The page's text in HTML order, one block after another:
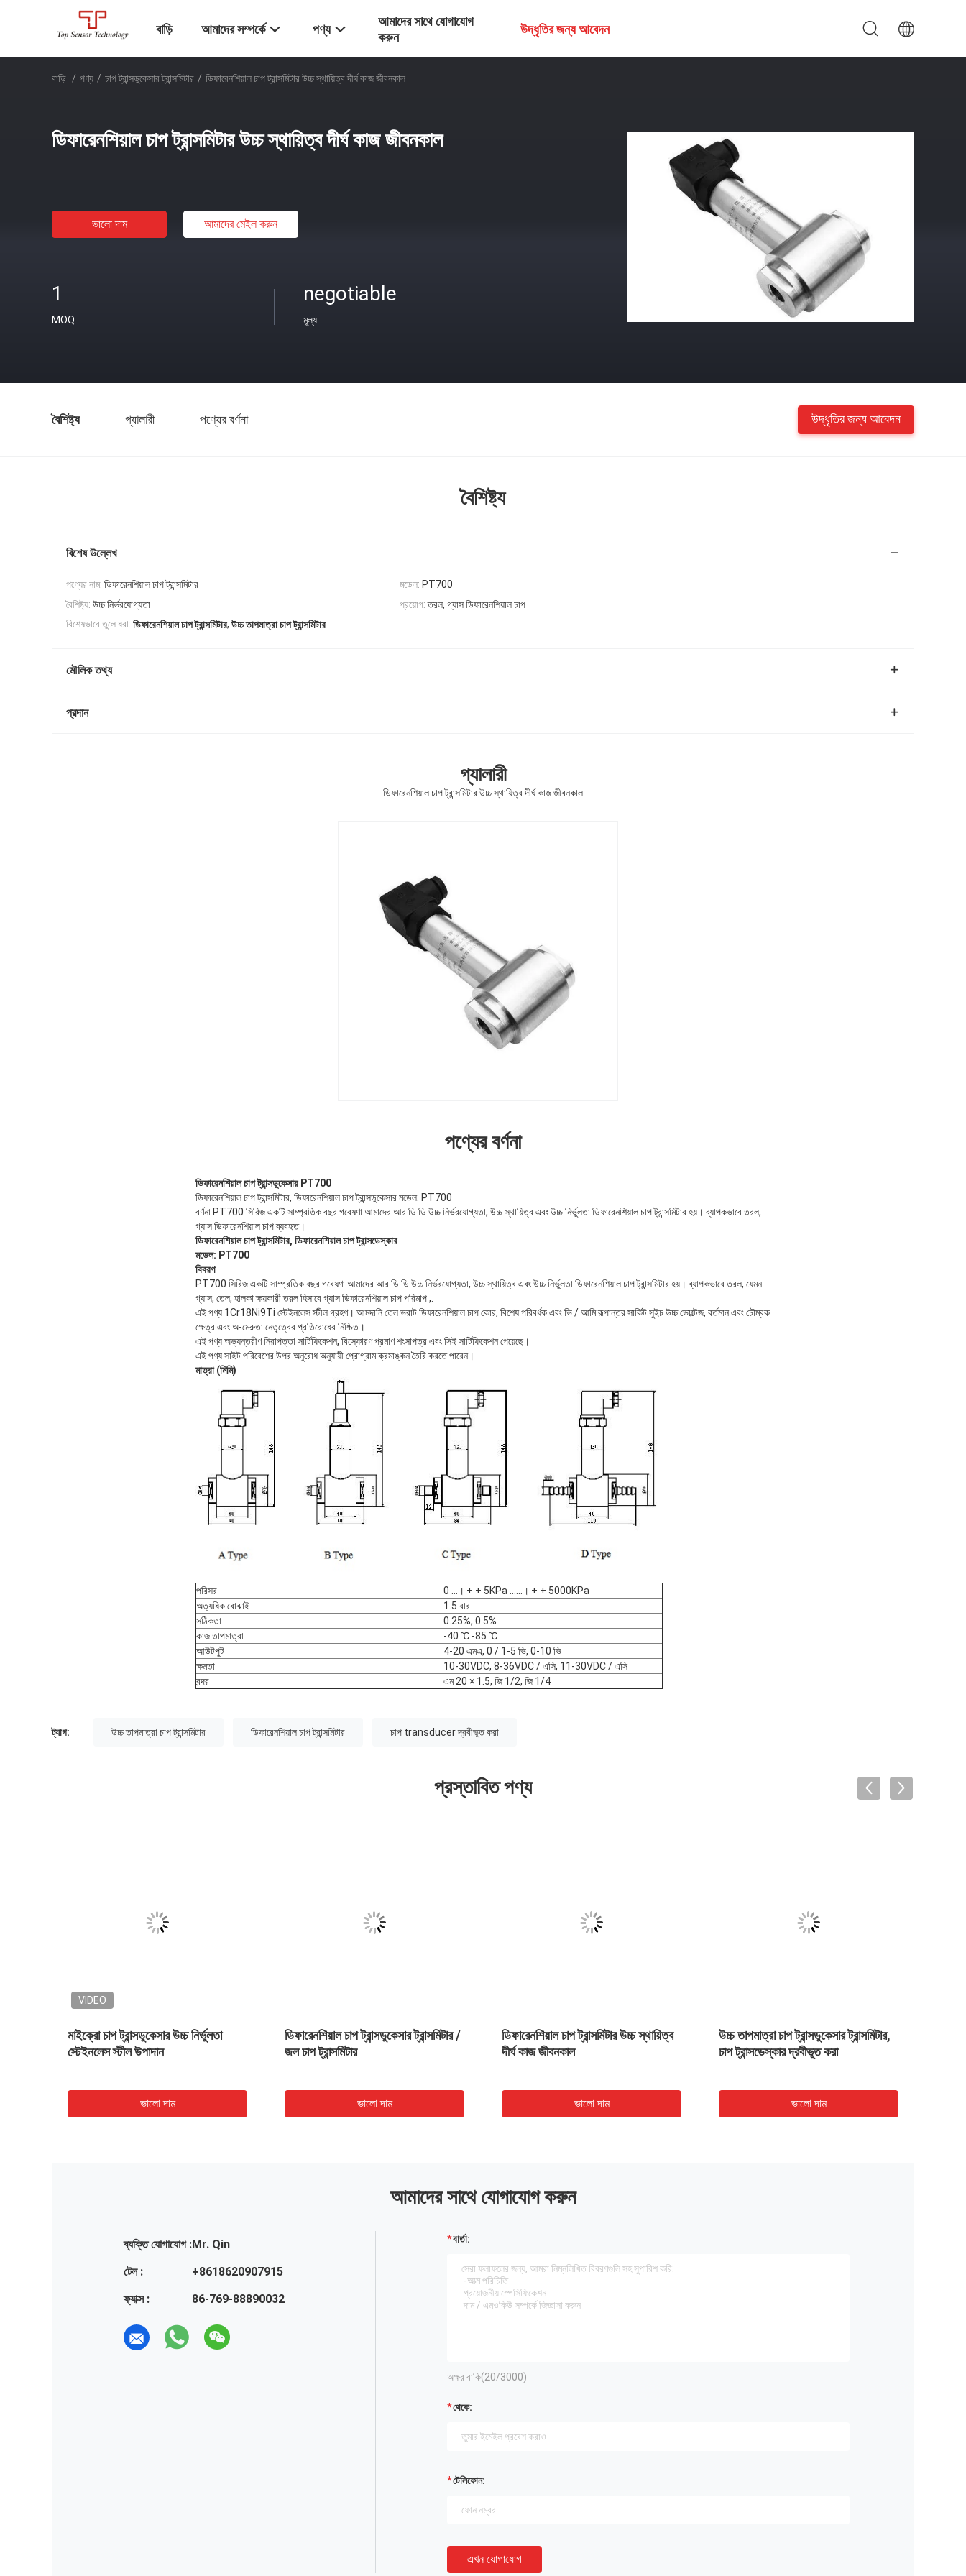
বাড়ি আমাদের সম্পর্কে পণ্য
আমাদের সাথে যোগাযোগ
করুন
উদ্ধৃতির জন্য আবেদন
বাড়ি / পণ্য / চাপ ট্রান্সডুকেসার ট্রান্সমিটার / ডিফারেনশিয়াল চাপ ট্রান্সমিটার উচ্চ স্থায়িত্ব দীর্ঘ কাজ জীবনকাল
ডিফারেনশিয়াল চাপ ট্রান্সমিটার উচ্চ স্থায়িত্ব দীর্ঘ কাজ জীবনকাল
ভালো দাম আমাদের মেইল ​​করুন
1
MOQ
negotiable
মূল্য
বৈশিষ্ট্য গ্যালারী পণ্যের বর্ণনা উদ্ধৃতির জন্য আবেদন
বৈশিষ্ট্য
বিশেষ উল্লেখ
পণ্যের নাম: ডিফারেনশিয়াল চাপ ট্রান্সমিটার মডেল: PT700
বৈশিষ্ট্য: উচ্চ নির্ভরযোগ্যতা প্রয়োগ: তরল, গ্যাস ডিফারেনশিয়াল চাপ
বিশেষভাবে তুলে ধরা: ডিফারেনশিয়াল চাপ ট্রান্সমিটার, উচ্চ তাপমাত্রা চাপ ট্রান্সমিটার
মৌলিক তথ্য
প্রদান
গ্যালারী
ডিফারেনশিয়াল চাপ ট্রান্সমিটার উচ্চ স্থায়িত্ব দীর্ঘ কাজ জীবনকাল
পণ্যের বর্ণনা
ডিফারেনশিয়াল চাপ ট্রান্সডুকেসার PT700
ডিফারেনশিয়াল চাপ ট্রান্সমিটার, ডিফারেনশিয়াল চাপ ট্রান্সডুকেসার মডেল: PT700
বর্ণনা PT700 সিরিজ একটি সাম্প্রতিক বছর গবেষণা আমাদের আর ডি ডি উচ্চ নির্ভরযোগ্যতা, উচ্চ স্থায়িত্ব এবং উচ্চ নির্ভুলতা ডিফারেনশিয়াল চাপ ট্রান্সমিটার হয়। ব্যাপকভাবে তরল,
গ্যাস ডিফারেনশিয়াল চাপ ব্যবহৃত।
ডিফারেনশিয়াল চাপ ট্রান্সমিটার, ডিফারেনশিয়াল চাপ ট্রান্সডেস্কার
মডেল: PT700
বিবরণ
PT700 সিরিজ একটি সাম্প্রতিক বছর গবেষণা আমাদের আর ডি ডি উচ্চ নির্ভরযোগ্যতা, উচ্চ স্থায়িত্ব এবং উচ্চ নির্ভুলতা ডিফারেনশিয়াল চাপ ট্রান্সমিটার হয়। ব্যাপকভাবে তরল, যেমন
গ্যাস, তেল, হালকা ক্ষয়কারী তরল হিসাবে গ্যাস ডিফারেনশিয়াল চাপ পরিমাপ ,.
এই পণ্য 1Cr18Ni9Ti স্টেইনলেস স্টীল গ্রহণ। আমদানি তেল ভরাট ডিফারেনশিয়াল চাপ কোর, বিশেষ পরিবর্ধক এবং ভি / আমি রূপান্তর সার্কিট সুইচ উচ্চ ভোল্টেজ, বর্তমান এবং চৌম্বক
ক্ষেত্র এবং অ-মেরুতা নেতৃত্বের প্রতিরোধের নিশ্চিত।
এই পণ্য অভ্যন্তরীণ নিরাপত্তা সার্টিফিকেশন, বিস্ফোরণ প্রমাণ শংসাপত্র এবং সিই সার্টিফিকেশন পেয়েছে।
এই পণ্য সাইট পরিবেশের উপর অনুরোধ অনুযায়ী প্রোগ্রাম ক্রমাঙ্কন তৈরি করতে পারেন।
মাত্রা (মিমি)
পরিসর
0 ...। + + 5KPa ......। + + 5000KPa
অত্যধিক বোঝাই
1.5 বার
সঠিকতা
0.25%, 0.5%
কাজ তাপমাত্রা
-40 ℃ -85 ℃
আউটপুট
4-20 এমএ, 0 / 1-5 ভি, 0-10 ভি
ক্ষমতা
10-30VDC, 8-36VDC / এসি, 11-30VDC / এসি
বন্দর
এম 20 × 1.5, জি 1/2, জি 1/4
ট্যাগ: উচ্চ তাপমাত্রা চাপ ট্রান্সমিটার ডিফারেনশিয়াল চাপ ট্রান্সমিটার চাপ transducer দ্রবীভূত করা
প্রস্তাবিত পণ্য
VIDEO
মাইক্রো চাপ ট্রান্সডুকেসার উচ্চ নির্ভুলতা
স্টেইনলেস স্টীল উপাদান
ভালো দাম
ডিফারেনশিয়াল চাপ ট্রান্সডুকেসার ট্রান্সমিটার /
জল চাপ ট্রান্সমিটার
ভালো দাম
ডিফারেনশিয়াল চাপ ট্রান্সমিটার উচ্চ স্থায়িত্ব
দীর্ঘ কাজ জীবনকাল
ভালো দাম
উচ্চ তাপমাত্রা চাপ ট্রান্সডুকেসার ট্রান্সমিটার,
চাপ ট্রান্সডেস্কার দ্রবীভূত করা
ভালো দাম
আমাদের সাথে যোগাযোগ করুন
ব্যক্তি যোগাযোগ :Mr. Qin
টেল :
+8618620907915
ফ্যাক্স :
86-769-88890032
বার্তা:
অক্ষর বাকি(20/3000)
থেকে:
টেলিফোন:
এখন যোগাযোগ